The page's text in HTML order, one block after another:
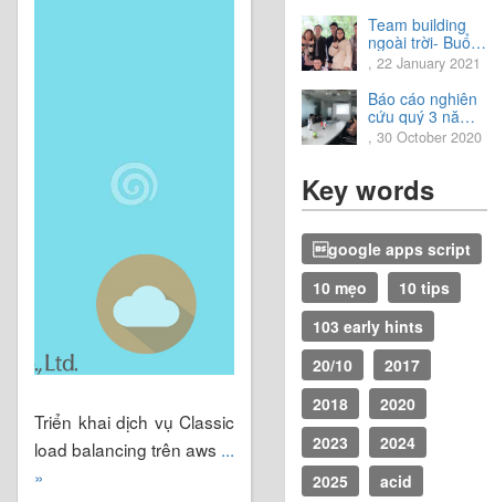
Triển khai dịch vụ Classic
load balancing trên aws ...
»
Team building
ngoài trời- Buổi
trải nghiệm tuyệt
vời.
, 22 January 2021
Báo cáo nghiên
cứu quý 3 năm
2020
, 30 October 2020
Key words
google apps script
10 mẹo
10 tips
103 early hints
20/10
2017
2018
2020
2023
2024
2025
acid